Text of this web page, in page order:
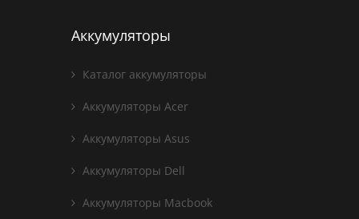
Аккумуляторы
Каталог аккумуляторы
Аккумуляторы Acer
Аккумуляторы Asus
Аккумуляторы Dell
Аккумуляторы Macbook